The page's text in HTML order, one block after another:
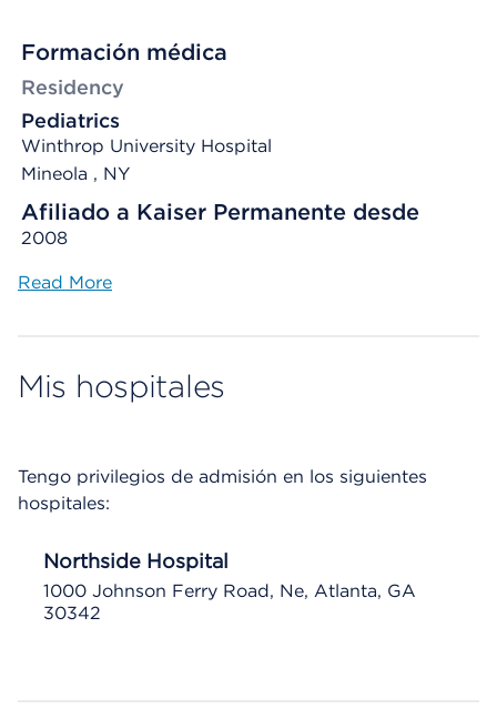
Formación médica
Residency
Pediatrics
Winthrop University Hospital
Mineola , NY
Afiliado a Kaiser Permanente desde
2008
Read More
Mis hospitales
Tengo privilegios de admisión en los siguientes
hospitales:
Northside Hospital
1000 Johnson Ferry Road, Ne, Atlanta, GA
30342